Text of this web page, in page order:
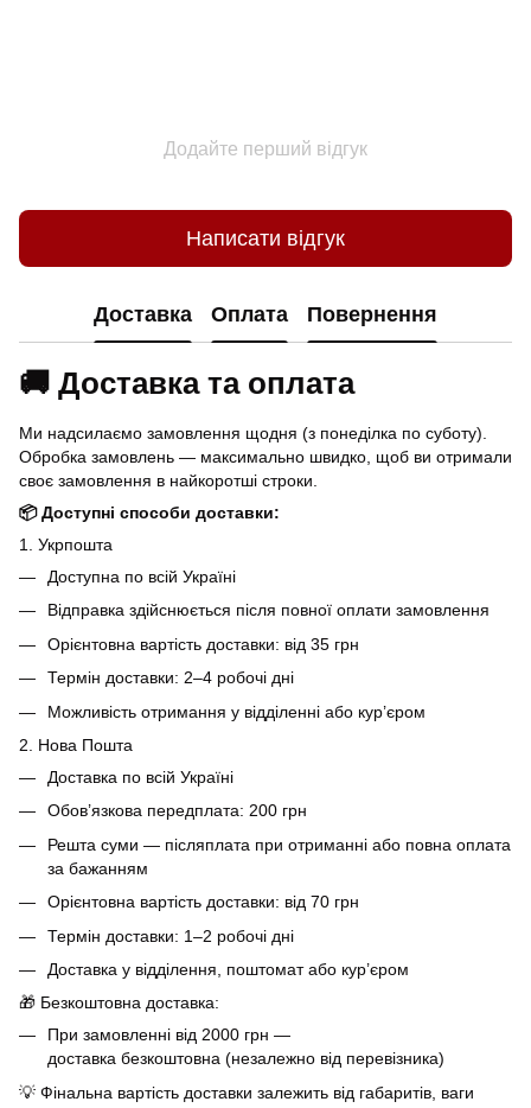
Додайте перший відгук
Написати відгук
Доставка Оплата Повернення
🚚 Доставка та оплата
Ми надсилаємо замовлення щодня (з понеділка по суботу).
Обробка замовлень — максимально швидко, щоб ви отримали
своє замовлення в найкоротші строки.
📦 Доступні способи доставки:
1. Укрпошта
Доступна по всій Україні
Відправка здійснюється після повної оплати замовлення
Орієнтовна вартість доставки: від 35 грн
Термін доставки: 2–4 робочі дні
Можливість отримання у відділенні або кур’єром
2. Нова Пошта
Доставка по всій Україні
Обов’язкова передплата: 200 грн
Решта суми — післяплата при отриманні або повна оплата
за бажанням
Орієнтовна вартість доставки: від 70 грн
Термін доставки: 1–2 робочі дні
Доставка у відділення, поштомат або кур’єром
🎁 Безкоштовна доставка:
При замовленні від 2000 грн —
доставка безкоштовна (незалежно від перевізника)
💡 Фінальна вартість доставки залежить від габаритів, ваги